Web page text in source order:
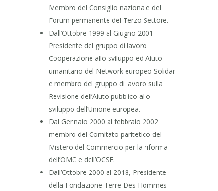
Membro del Consiglio nazionale del
Forum permanente del Terzo Settore.
Dall’Ottobre 1999 al Giugno 2001
Presidente del gruppo di lavoro
Cooperazione allo sviluppo ed Aiuto
umanitario del Network europeo Solidar
e membro del gruppo di lavoro sulla
Revisione dell’Aiuto pubblico allo
sviluppo dell’Unione europea.
Dal Gennaio 2000 al febbraio 2002
membro del Comitato paritetico del
Mistero del Commercio per la riforma
dell’OMC e dell’OCSE.
Dall’Ottobre 2000 al 2018, Presidente
della Fondazione Terre Des Hommes